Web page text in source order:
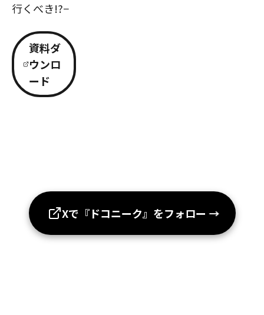
行くべき!?−
資料ダ
ウンロ
ード
Xで『ドコニーク』をフォロー →